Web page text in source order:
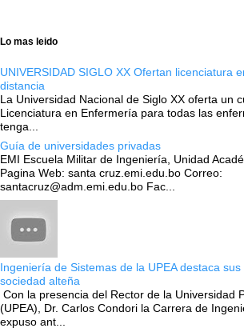
Lo mas leido
UNIVERSIDAD SIGLO XX Ofertan licenciatura
distancia
La Universidad Nacional de Siglo XX oferta un
Licenciatura en Enfermería para todas las
tenga...
Guía de universidades privadas
EMI Escuela Militar de Ingeniería, Unidad
Pagina Web: santa cruz.emi.edu.bo Correo:
santacruz@adm.emi.edu.bo Fac...
Ingeniería de Sistemas de la UPEA destaca
sociedad alteña
Con la presencia del Rector de la Universidad
(UPEA), Dr. Carlos Condori la Carrera de
expuso ant...